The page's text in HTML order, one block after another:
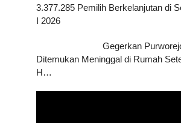
3.377.285 Pemilih Berkelanjutan di
I 2026
Gegerkan
Ditemukan Meninggal di Rumah
H…